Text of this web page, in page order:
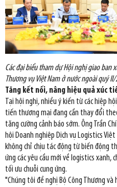
Các đại biểu tham dự Hội nghị giao ban
Thương vụ Việt Nam ở nước ngoài quý
Tăng kết nối, nâng hiệu quả xúc
Tại hội nghị, nhiều ý kiến từ các hiệp
tiến thương mại đang cần thay đổi
tăng cường cảnh báo sớm. Ông Trần
hội Doanh nghiệp Dịch vụ Logistics
không chỉ chịu tác động từ biến động
ứng các yêu cầu mới về logistics xanh,
tối ưu chuỗi cung ứng.
"Chúng tôi đề nghị Bộ Công Thương